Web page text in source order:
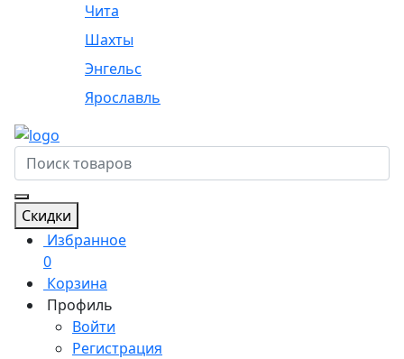
Чита
Шахты
Энгельс
Ярославль
Скидки
Избранное
0
Корзина
Профиль
Войти
Регистрация